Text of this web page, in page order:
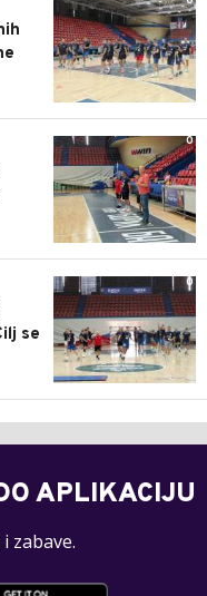
0
0
se
APLIKACIJU
zabave.